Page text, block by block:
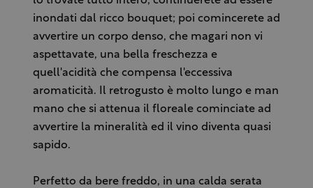
inondati dal ricco bouquet; poi comincerete ad
avvertire un corpo denso, che magari non vi
aspettavate, una bella freschezza e
quell'acidità che compensa l'eccessiva
aromaticità. Il retrogusto è molto lungo e man
mano che si attenua il floreale cominciate ad
avvertire la mineralità ed il vino diventa quasi
sapido.
Perfetto da bere freddo, in una calda serata